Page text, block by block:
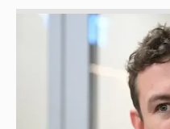
Никита